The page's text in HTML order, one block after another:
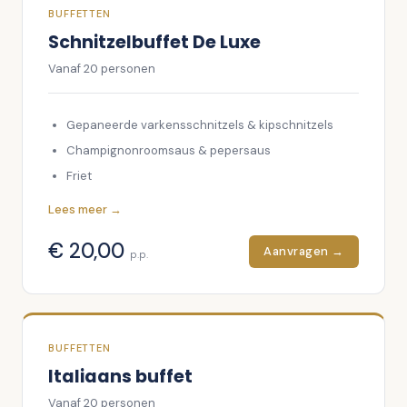
Boerenbrood met kruidenboter
BUFFETTEN
Schnitzelbuffet De Luxe
Vanaf20 personen
Gepaneerde varkensschnitzels & kipschnitzels
Champignonroomsaus & pepersaus
Friet
Warme groenten
Lees meer →
€ 20,00 p.p. Aanvragen →
BUFFETTEN
Italiaans buffet
Vanaf20 personen